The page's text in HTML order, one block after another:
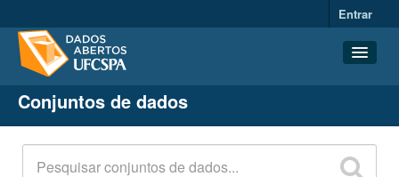
Entrar
Conjuntos de dados
Organizações
Grupos
Conjuntos de dados